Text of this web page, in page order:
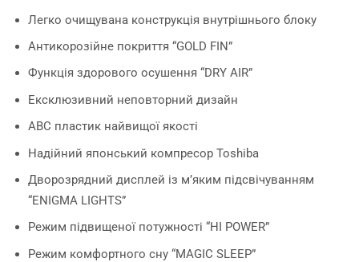
Легко очищувана конструкція внутрішнього блоку
Антикорозійне покриття “GOLD FIN”
Функція здорового осушення “DRY AIR”
Ексклюзивний неповторний дизайн
ABC пластик найвищої якості
Надійний японський компресор Toshiba
Дворозрядний дисплей із м’яким підсвічуванням
“ENIGMA LIGHTS”
Режим підвищеної потужності “HI POWER”
Режим комфортного сну “MAGIC SLEEP”